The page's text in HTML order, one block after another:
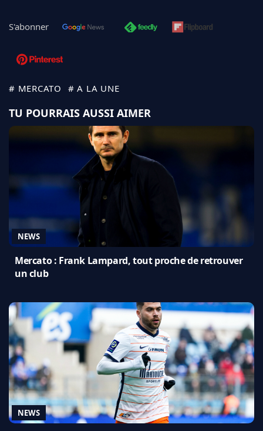
S'abonner
# MERCATO # A LA UNE
TU POURRAIS AUSSI AIMER
NEWS
Mercato : Frank Lampard, tout proche de retrouver
un club
NEWS